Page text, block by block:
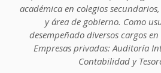
académica en colegios
y área de gobierno. Como
desempeñado diversos cargos
Empresas privadas: Auditoría
Contabilidad y